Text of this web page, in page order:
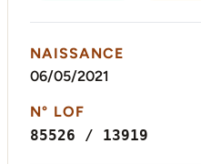
NAISSANCE
06/05/2021
N° LOF
85526 / 13919